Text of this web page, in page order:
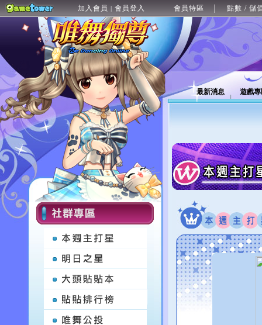
加入會員 | 會員登入 會員特區 點數 / 儲
最新消息 遊戲